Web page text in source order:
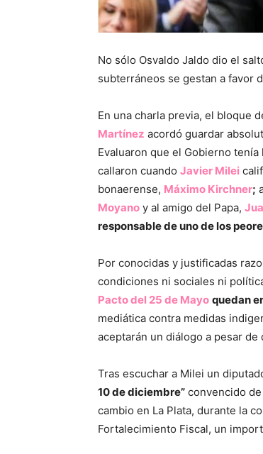
No sólo Osvaldo Jaldo dio el
subterráneos se gestan a favor
En una charla previa, el bloque
Martínez acordó guardar
Evaluaron que el Gobierno
callaron cuando Javier Milei
bonaerense, Máximo Kirchner;
Moyano y al amigo del Papa,
responsable de uno de los
Por conocidas y justificadas
condiciones ni sociales ni
Pacto del 25 de Mayo quedan
mediática contra medidas
aceptarán un diálogo a pesar
Tras escuchar a Milei un
10 de diciembre” convencido
cambio en La Plata, durante la
Fortalecimiento Fiscal, un